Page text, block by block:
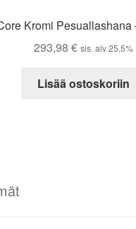
Kromi Pesuallashana
293,98 € sis. alv 25,5%
Lisää ostoskoriin